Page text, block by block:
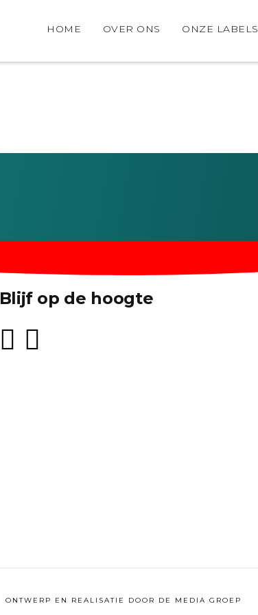
HOME OVER ONS ONZE LABELS
Blijf op de hoogte
ONTWERP EN REALISATIE DOOR DE MEDIA GROEP